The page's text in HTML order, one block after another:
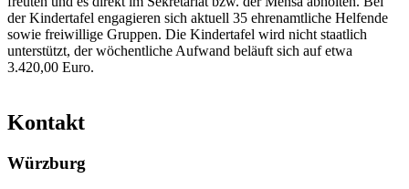
der Kindertafel engagieren sich aktuell 35 ehrenamtliche Helfende
sowie freiwillige Gruppen. Die Kindertafel wird nicht staatlich
unterstützt, der wöchentliche Aufwand beläuft sich auf etwa
3.420,00 Euro.
Kontakt
Würzburg